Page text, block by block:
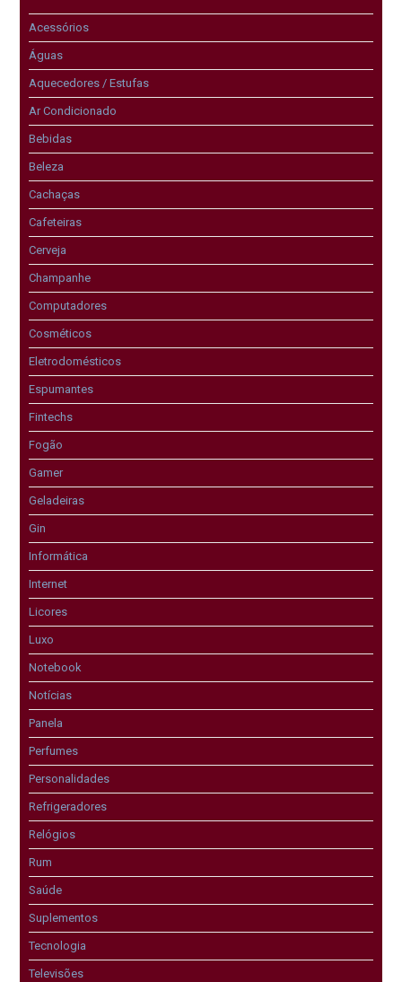
Acessórios
Águas
Aquecedores / Estufas
Ar Condicionado
Bebidas
Beleza
Cachaças
Cafeteiras
Cerveja
Champanhe
Computadores
Cosméticos
Eletrodomésticos
Espumantes
Fintechs
Fogão
Gamer
Geladeiras
Gin
Informática
Internet
Licores
Luxo
Notebook
Notícias
Panela
Perfumes
Personalidades
Refrigeradores
Relógios
Rum
Saúde
Suplementos
Tecnologia
Televisões